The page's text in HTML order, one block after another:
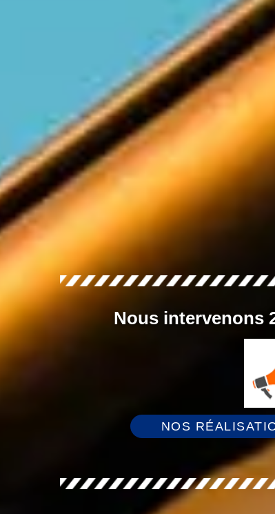
Nous intervenons
NOS